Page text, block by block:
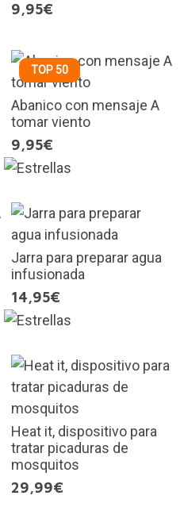
9,95€
TOP 50
Abanico con mensaje A
tomar viento
9,95€
Jarra para preparar agua
infusionada
14,95€
Heat it, dispositivo para
tratar picaduras de
mosquitos
29,99€